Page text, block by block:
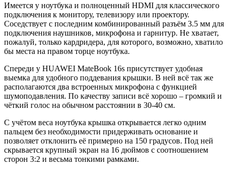
Имеется у ноутбука и полноценный HDMI для классического
подключения к монитору, телевизору или проектору.
Соседствует с последним комбинированный разъём 3.5 мм для
подключения наушников, микрофона и гарнитур. Не хватает,
пожалуй, только кардридера, для которого, возможно, хватило
бы места на правом торце ноутбука.
Спереди у HUAWEI MateBook 16s присутствует удобная
выемка для удобного поддевания крышки. В ней всё так же
располагаются два встроенных микрофона с функцией
шумоподавления. По качеству записи всё хорошо – громкий и
чёткий голос на обычном расстоянии в 30-40 см.
С учётом веса ноутбука крышка открывается легко одним
пальцем без необходимости придерживать основание и
позволяет отклонить её примерно на 150 градусов. Под ней
скрывается крупный экран на 16 дюймов с соотношением
сторон 3:2 и весьма тонкими рамками.